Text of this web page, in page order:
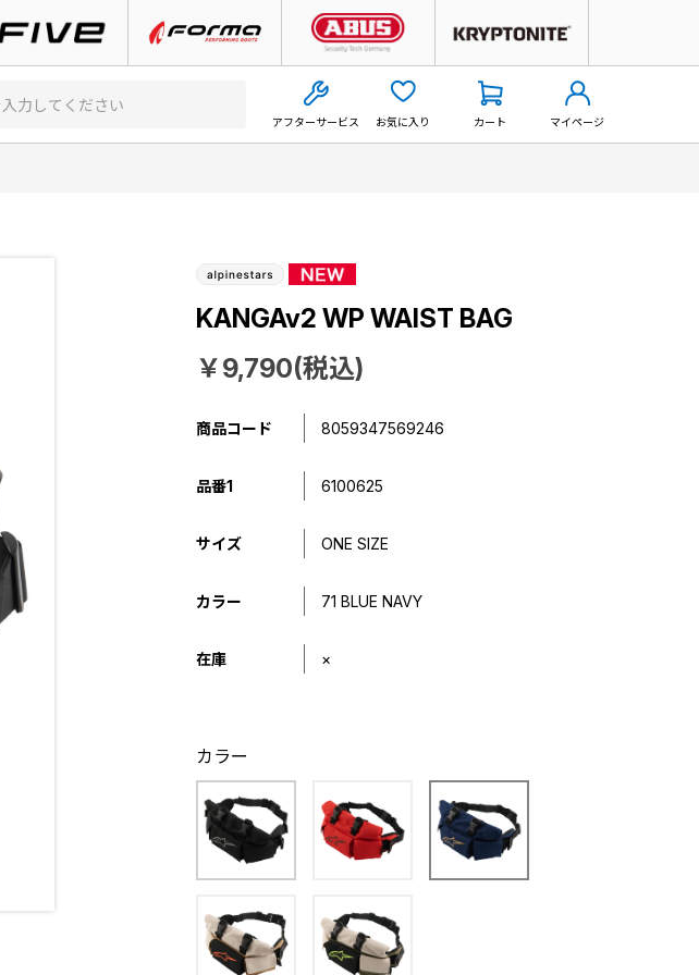
アフターサービス お気に入り カート マイページ
KANGAv2 WP WAIST BAG
￥9,790(税込)
商品コード 8059347569246
品番1 6100625
サイズ ONE SIZE
カラー 71 BLUE NAVY
在庫 ×
カラー